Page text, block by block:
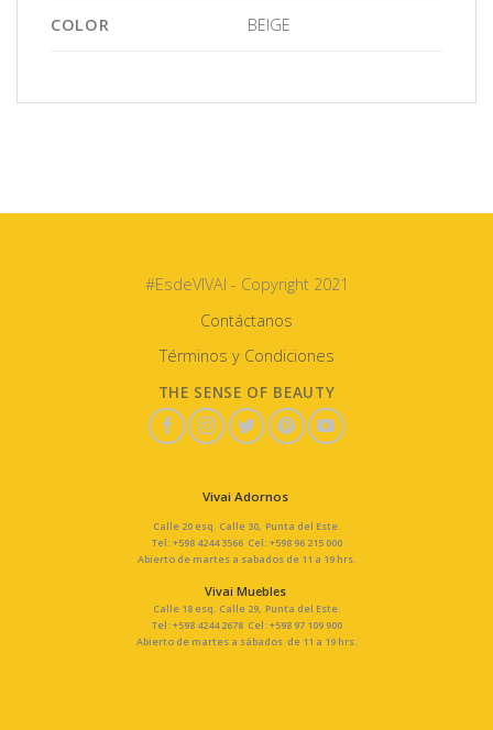
COLOR BEIGE
#EsdeVIVAI - Copyright 2021
Contáctanos
Términos y Condiciones
THE SENSE OF BEAUTY
Vivai Adornos
Calle 20 esq. Calle 30, Punta del Este.
Tel: +598 4244 3566 Cel: +598 96 215 000
Abierto de martes a sabados de 11 a 19 hrs.
Vivai Muebles
Calle 18 esq. Calle 29, Punta del Este.
Tel: +598 4244 2678 Cel: +598 97 109 900
Abierto de martes a sábados de 11 a 19 hrs.